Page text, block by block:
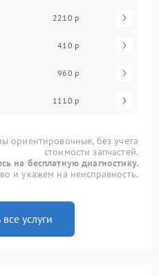
2210 р
410 р
960 р
1110 р
ориентировочные, без учета
стоимости запчастей.
на бесплатную диагностику.
и укажем на неисправность.
услуги